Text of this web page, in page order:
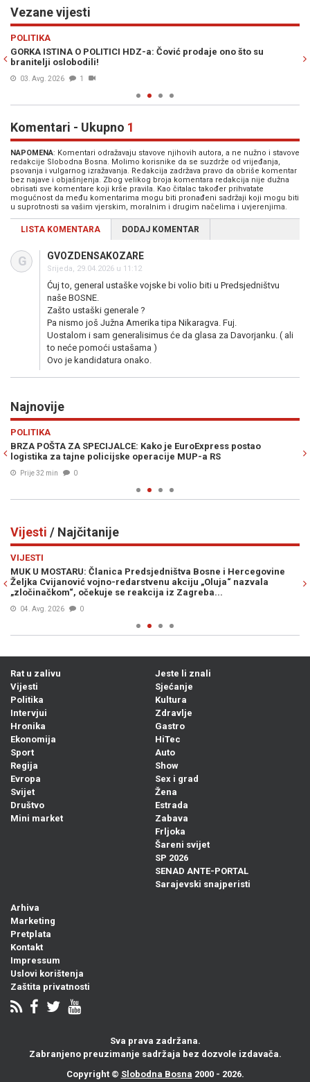
Vezane vijesti
POLITIKA
GORKA ISTINA O POLITICI HDZ-a: Čović prodaje ono što su
branitelji oslobodili!
03. Avg. 2026 1
Komentari - Ukupno 1
NAPOMENA: Komentari odražavaju stavove njihovih autora, a ne nužno i stavove
redakcije Slobodna Bosna. Molimo korisnike da se suzdrže od vrijeđanja,
psovanja i vulgarnog izražavanja. Redakcija zadržava pravo da obriše komentar
bez najave i objašnjenja. Zbog velikog broja komentara redakcija nije dužna
obrisati sve komentare koji krše pravila. Kao čitalac također prihvatate
mogućnost da među komentarima mogu biti pronađeni sadržaji koji mogu biti
u suprotnosti sa vašim vjerskim, moralnim i drugim načelima i uvjerenjima.
LISTA KOMENTARA DODAJ KOMENTAR
G GVOZDENSAKOZARE
Srijeda, 29.04.2026 u 11:12
Ćuj to, general ustaške vojske bi volio biti u Predsjedništvu
naše BOSNE.
Zašto ustaški generale ?
Pa nismo još Južna Amerika tipa Nikaragva. Fuj.
Uostalom i sam generalisimus će da glasa za Davorjanku. ( ali
to neće pomoći ustašama )
Ovo je kandidatura onako.
Najnovije
POLITIKA
BRZA POŠTA ZA SPECIJALCE: Kako je EuroExpress postao
logistika za tajne policijske operacije MUP-a RS
Prije 32 min 0
Vijesti / Najčitanije
VIJESTI
MUK U MOSTARU: Članica Predsjedništva Bosne i Hercegovine
Željka Cvijanović vojno-redarstvenu akciju „Oluja“ nazvala
„zločinačkom“, očekuje se reakcija iz Zagreba...
04. Avg. 2026 0
Rat u zalivu
Vijesti
Politika
Intervjui
Hronika
Ekonomija
Sport
Regija
Evropa
Svijet
Društvo
Mini market
Jeste li znali
Sjećanje
Kultura
Zdravlje
Gastro
HiTec
Auto
Show
Sex i grad
Žena
Estrada
Zabava
Frljoka
Šareni svijet
SP 2026
SENAD ANTE-PORTAL
Sarajevski snajperisti
Arhiva
Marketing
Pretplata
Kontakt
Impressum
Uslovi korištenja
Zaštita privatnosti
Sva prava zadržana.
Zabranjeno preuzimanje sadržaja bez dozvole izdavača.
Copyright © Slobodna Bosna 2000 - 2026.